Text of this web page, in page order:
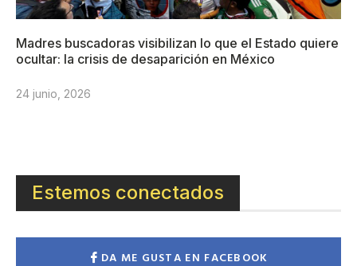
Madres buscadoras visibilizan lo que el Estado quiere
ocultar: la crisis de desaparición en México
24 junio, 2026
Estemos conectados
DA ME GUSTA EN FACEBOOK